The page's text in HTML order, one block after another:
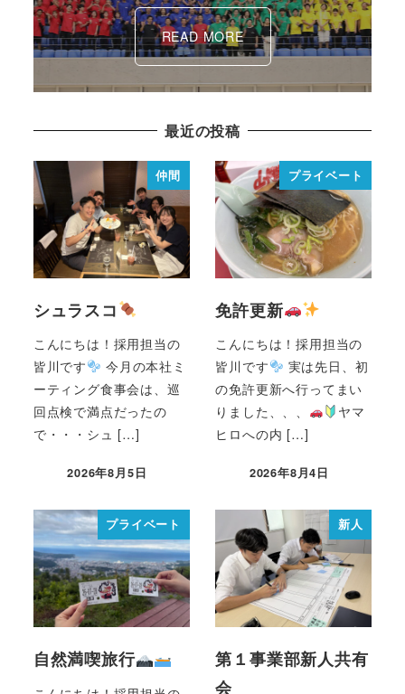
READ MORE
最近の投稿
仲間
シュラスコ
こんにちは！採用担当の
皆川です
今月の本社ミ
ーティング食事会は、巡
回点検で満点だったの
で・・・シュ […]
2026年8月5日
プライベート
免許更新
こんにちは！採用担当の
皆川です
実は先日、初
の免許更新へ行ってまい
りました、、、
ヤマ
ヒロへの内 […]
2026年8月4日
プライベート
自然満喫旅行
新人
第１事業部新人共有
会